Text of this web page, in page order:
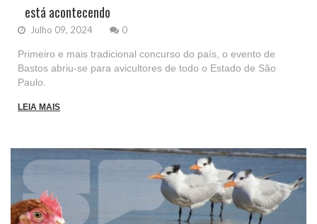
está acontecendo
Julho 09, 2024 0
Primeiro e mais tradicional concurso do país, o evento de
Bastos abriu-se para avicultores de todo o Estado de São
Paulo.
LEIA MAIS